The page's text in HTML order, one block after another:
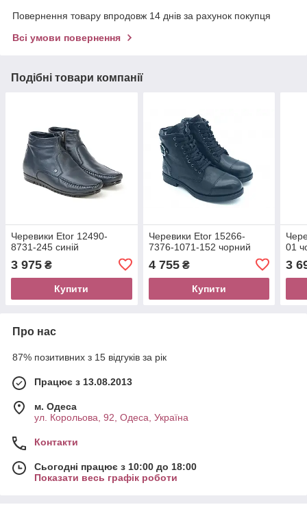
Повернення товару впродовж 14 днів за рахунок покупця
Всі умови повернення
Подібні товари компанії
Черевики Etor 12490-
8731-245 синій
3 975 ₴
Купити
Черевики Etor 15266-
7376-1071-152 чорний
4 755₴
Купити
01
3
Про нас
87% позитивних з 15 відгуків за рік
Працює з 13.08.2013
м. Одеса
ул. Корольова, 92, Одеса, Україна
Контакти
Сьогодні працює з 10:00 до 18:00
Показати весь графік роботи